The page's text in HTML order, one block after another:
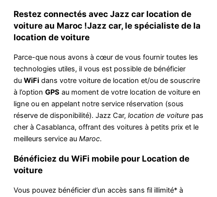
Restez connectés avec Jazz car location de
voiture au Maroc !Jazz car, le spécialiste de la
location de voiture
Parce-que nous avons à cœur de vous fournir toutes les
technologies utiles, il vous est possible de bénéficier
du WiFi dans votre voiture de location et/ou de souscrire
à l’option GPS au moment de votre location de voiture en
ligne ou en appelant notre service réservation (sous
réserve de disponibilité). Jazz Car, location de voiture pas
cher à Casablanca, offrant des voitures à petits prix et le
meilleurs service au Maroc.
Bénéficiez du WiFi mobile pour Location de
voiture
Vous pouvez bénéficier d’un accès sans fil illimité* à